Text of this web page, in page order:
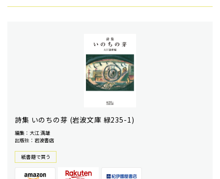
詩集 いのちの芽 (岩波文庫 緑235-1)
編集：大江 満雄
出版社：岩波書店
紙書籍で買う